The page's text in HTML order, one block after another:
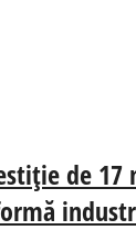
de